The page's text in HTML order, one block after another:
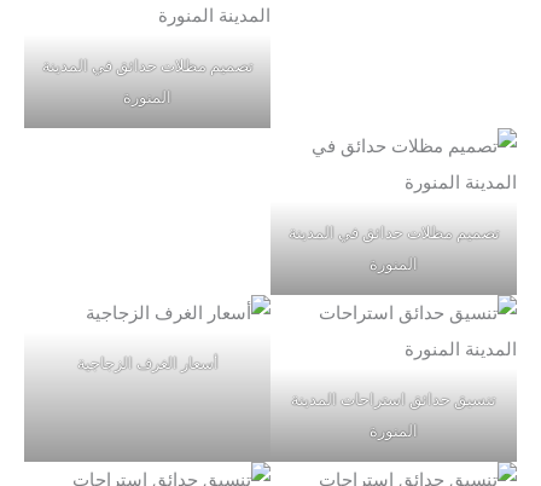
تصميم مظلات حدائق في المدينة
المنورة
تصميم مظلات حدائق في المدينة
المنورة
تنسيق حدائق استراحات المدينة
المنورة
أسعار الغرف الزجاجية